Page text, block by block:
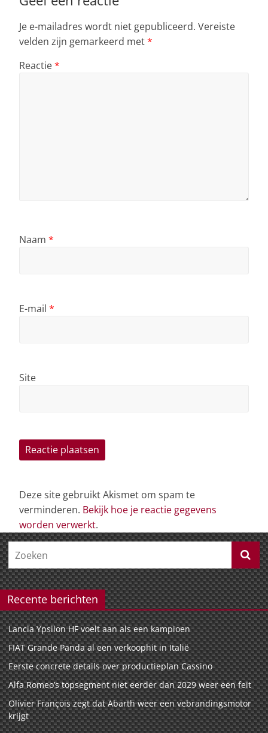
Je e-mailadres wordt niet gepubliceerd. Vereiste
velden zijn gemarkeerd met*
Reactie*
Naam *
E-mail *
Site
Deze site gebruikt Akismet om spam te
verminderen. Bekijk hoe je reactie gegevens
worden verwerkt.
Recente berichten
Lancia Ypsilon HF voelt aan als een kampioen
FIAT Grande Panda al een verkoophit in Italië
Eerste concrete details over productieplan Cassino
Alfa Romeo’s topsegment niet eerder dan 2029 weer een feit
Olivier François zegt dat Abarth weer een vebrandingsmotor
krijgt